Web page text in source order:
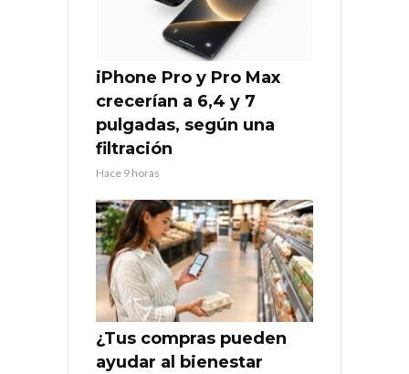
iPhone Pro y Pro Max
crecerían a 6,4 y 7
pulgadas, según una
filtración
Hace 9 horas
¿Tus compras pueden
ayudar al bienestar